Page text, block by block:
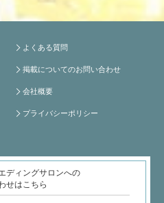
よくある質問
掲載についてのお問い合わせ
会社概要
プライバシーポリシー
ディングサロンへの
せはこちら